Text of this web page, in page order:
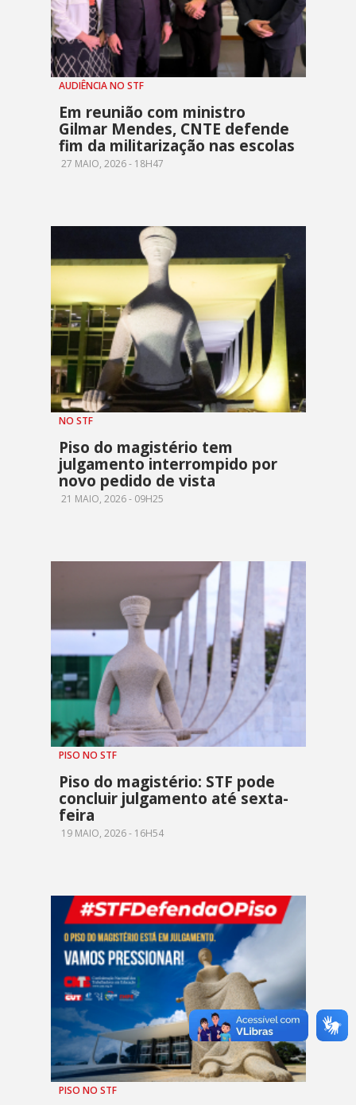
AUDIÊNCIA NO STF
Em reunião com ministro
Gilmar Mendes, CNTE defende
fim da militarização nas escolas
27 MAIO, 2026 - 18H47
NO STF
Piso do magistério tem
julgamento interrompido por
novo pedido de vista
21 MAIO, 2026 - 09H25
PISO NO STF
Piso do magistério: STF pode
concluir julgamento até sexta-
feira
19 MAIO, 2026 - 16H54
PISO NO STF